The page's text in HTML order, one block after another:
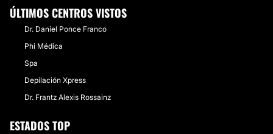
ÚLTIMOS CENTROS VISTOS
Dr. Daniel Ponce Franco
Phi Médica
Spa
Depilación Xpress
Dr. Frantz Alexis Rossainz
ESTADOS TOP